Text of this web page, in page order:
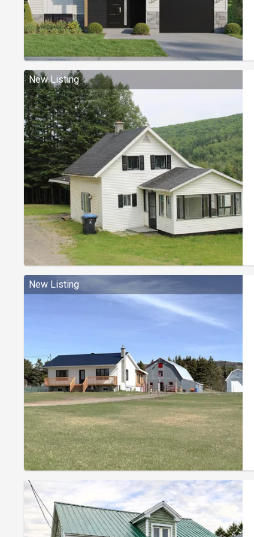
New Listing
New Listing